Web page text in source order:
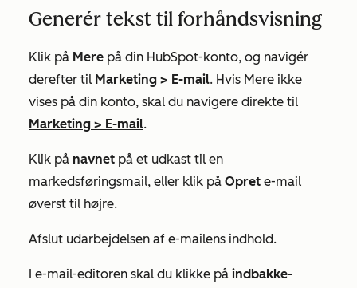
Generér tekst til forhåndsvisning
Klik på Mere på din HubSpot-konto, og navigér
derefter til Marketing > E-mail. Hvis Mere ikke
vises på din konto, skal du navigere direkte til
Marketing > E-mail.
Klik på navnet på et udkast til en
markedsføringsmail, eller klik på Opret e-mail
øverst til højre.
Afslut udarbejdelsen af e-mailens indhold.
I e-mail-editoren skal du klikke på indbakke-